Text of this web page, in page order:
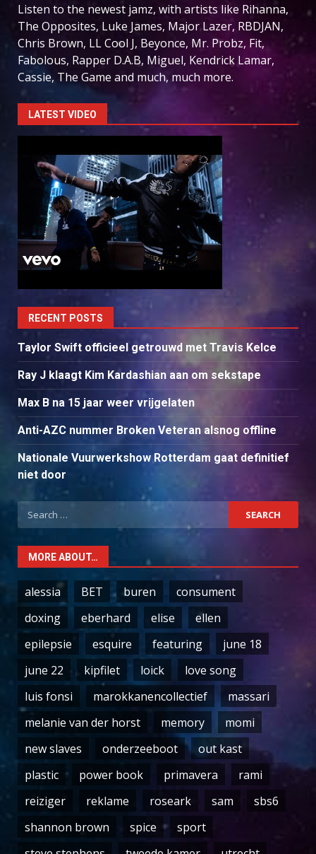
Listen to the newest jamz, with artists like Rihanna,
The Opposites, Luke James, Major Lazer, RBDJAN,
Chris Brown, LL Cool J, Beyonce, Mr. Probz, Fit,
Fabolous, Rapper D.A.B, Miguel, Kendrick Lamar,
Cassie, The Game and much, much more.
LATEST VIDEO
RECENT POSTS
Taylor Swift officieel getrouwd met Travis Kelce
Ray J klaagt Kim Kardashian aan om sekstape
Max B na 15 jaar weer vrijgelaten
Anti-AZC nummer Broken Veteran alsnog offline
Nationale Vuurwerkshow Rotterdam gaat definitief
niet door
Search
for:
MORE ABOUT…
alessia BET buren
consument
doxing
eberhard elise
ellen
epilepsie
esquire featuring
june 18
june 22
kipfilet loick
love song
luis fonsi
marokkanencollectief
massari
melanie van der horst
memory
momi
new slaves
onderzeeboot
out kast
plastic
power book primavera
rami
reiziger
reklame roseark sam
sbs6
shannon brown
spice
sport